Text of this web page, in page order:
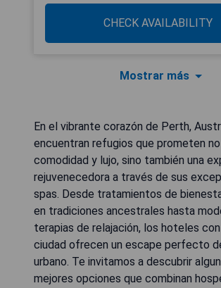
CHECK AVAILABILITY
Mostrar más
En el vibrante corazón de Perth,
encuentran refugios que prometen
comodidad y lujo, sino también una
rejuvenecedora a través de sus
spas. Desde tratamientos de
en tradiciones ancestrales hasta
terapias de relajación, los hoteles
ciudad ofrecen un escape perfecto
urbano. Te invitamos a descubrir
mejores opciones que combinan